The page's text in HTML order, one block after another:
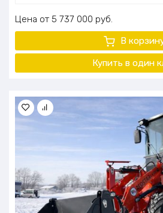
Цена 5 737 000 руб.
В
Купить в один